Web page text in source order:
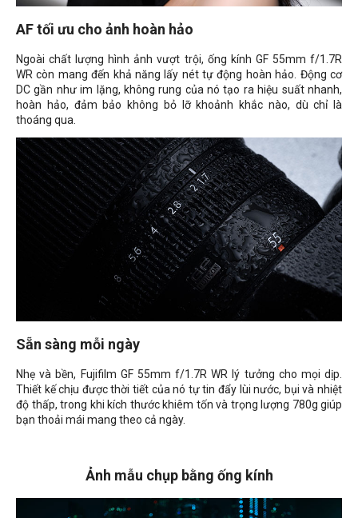
AF tối ưu cho ảnh hoàn hảo
Ngoài chất lượng hình ảnh vượt trội, ống kính GF 55mm f/1.7R
WR còn mang đến khả năng lấy nét tự động hoàn hảo. Động cơ
DC gần như im lặng, không rung của nó tạo ra hiệu suất nhanh,
hoàn hảo, đảm bảo không bỏ lỡ khoảnh khắc nào, dù chỉ là
thoáng qua.
Sẵn sàng mỗi ngày
Nhẹ và bền, Fujifilm GF 55mm f/1.7R WR lý tưởng cho mọi dịp.
Thiết kế chịu được thời tiết của nó tự tin đẩy lùi nước, bụi và nhiệt
độ thấp, trong khi kích thước khiêm tốn và trọng lượng 780g giúp
bạn thoải mái mang theo cả ngày.
Ảnh mẫu chụp bằng ống kính